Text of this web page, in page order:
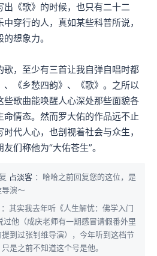
出《歌》的时候，也只有二十二
穿行的人，真如某些科普所说，
想象力。
歌，至少有三首让我自弹自唱时都
、《乡愁四韵》、《歌》。之所以
些歌曲能唤醒人心深处那些面貌各
命情态。然而罗大佑的作品远不止
代人心，也剖视着社会与众生，
们称他为“大佑苍生”。
占淡客 ：哈哈之前回复您的这位，是
演～
：其实我去年听《人生解忧：佛学入门
他（成庆老师有一期感冒请假番外里
到过张钊维导演），今年听到这档节
是之前不知道这个号是他。